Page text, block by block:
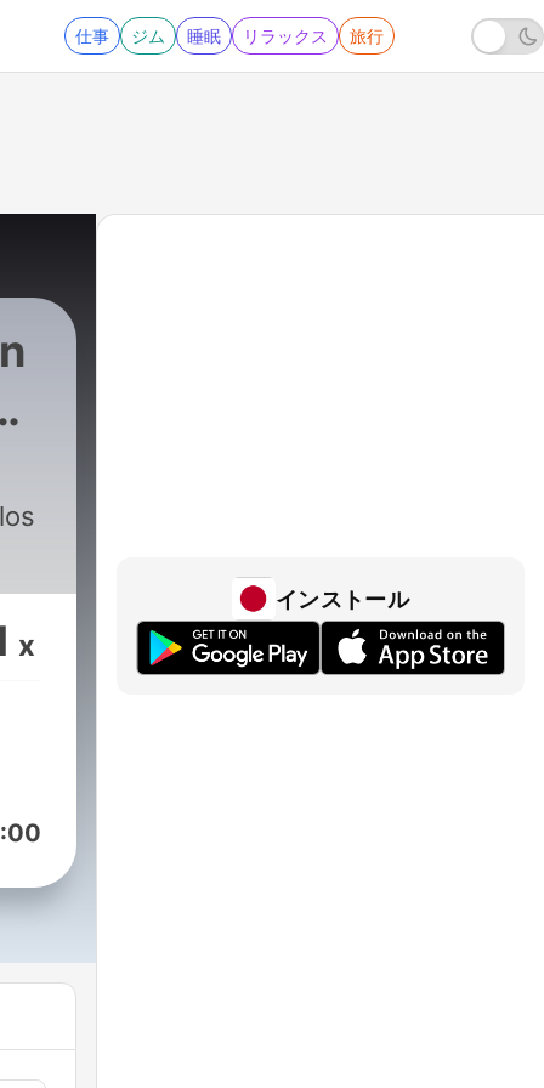
仕事 ジム 睡眠 リラックス 旅行
x
インストール